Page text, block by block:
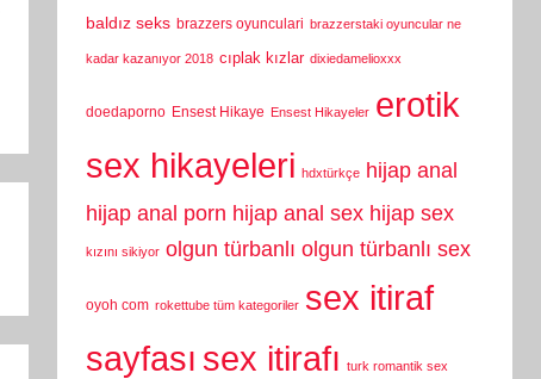
baldız seks brazzers oyunculari brazzerstaki oyuncular ne
kadar kazanıyor 2018 cıplak kızlar dixiedamelioxxx
doedaporno Ensest Hikaye Ensest Hikayeler erotik
sex hikayeleri hdxtürkçe hijap anal
hijap anal porn hijap anal sex hijap sex
kızını sikiyor olgun türbanlı olgun türbanlı sex
oyoh com rokettube tüm kategoriler sex itiraf
sayfası sex itirafı turk romantik sex